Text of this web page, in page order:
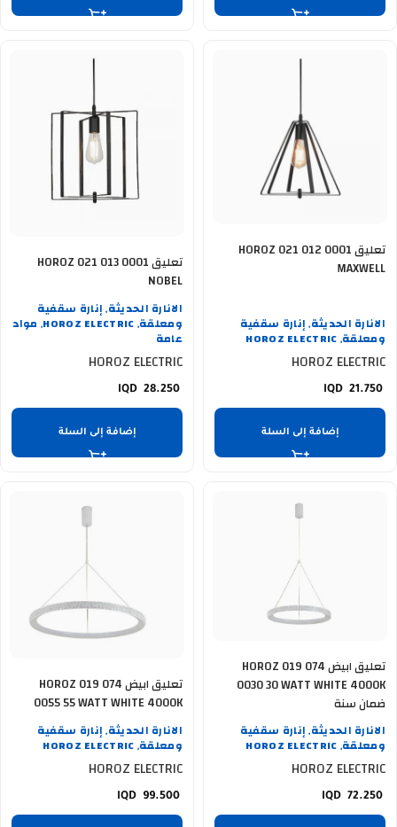
تعليق HOROZ 021 012 0001
MAXWELL
الانارة الحديثة, إنارة سقفية
ومعلقة,
HOROZ ELECTRIC
HOROZ ELECTRIC
21.750
إضافة إلى السلة
تعليق HOROZ 021 013 0001
NOBEL
الانارة الحديثة, إنارة سقفية
ومعلقة,
HOROZ ELECTRIC
, مواد
عامة
HOROZ ELECTRIC
28.250
إضافة إلى السلة
تعليق ابيض HOROZ 019 074
0030 30 WATT WHITE 4000K
ضمان سنة
الانارة الحديثة, إنارة سقفية
ومعلقة,
HOROZ ELECTRIC
HOROZ ELECTRIC
72.250
تعليق ابيض HOROZ 019 074
0055 55 WATT WHITE 4000K
ضمان سنة
الانارة الحديثة, إنارة سقفية
ومعلقة,
HOROZ ELECTRIC
HOROZ ELECTRIC
99.500